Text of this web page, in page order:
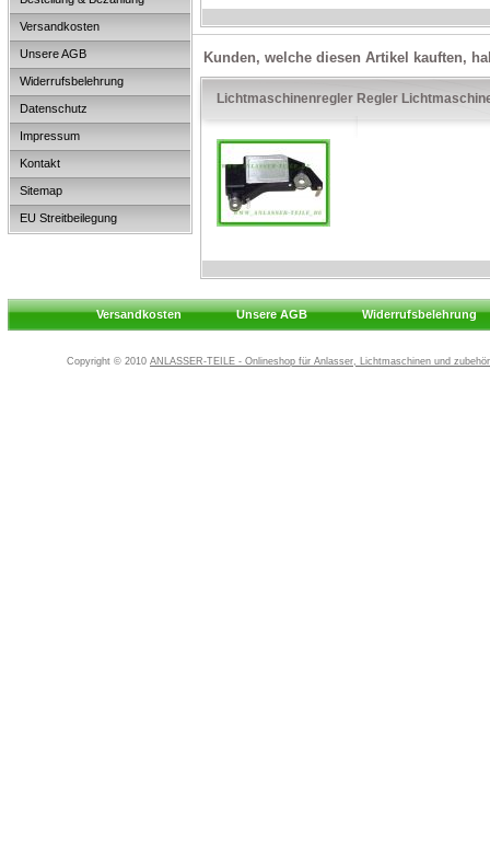
Versandkosten
Unsere AGB
Widerrufsbelehrung
Datenschutz
Impressum
Kontakt
Sitemap
EU Streitbeilegung
Kunden, welche diesen Artikel kauften,
Lichtmaschinenregler Regler
Versandkosten Unsere AGB Widerrufsbelehrung
Copyright © 2010 ANLASSER-TEILE - Onlineshop für Anlasser, Lichtmaschinen und zubehör